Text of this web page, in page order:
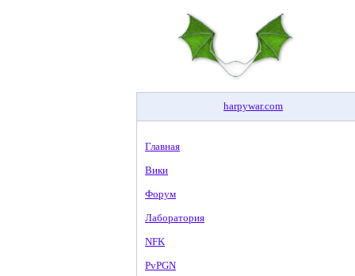
harpywar.com
Главная
Вики
Форум
Лаборатория
NFK
PvPGN